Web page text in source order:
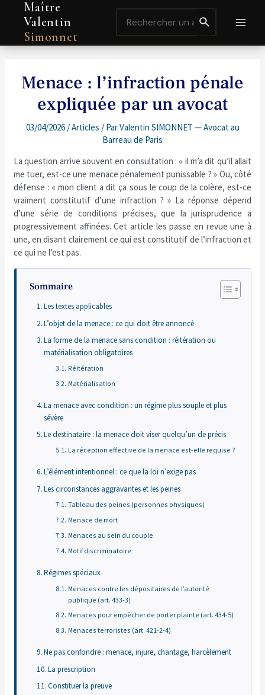
contenu
Maître
Valentin
Simonnet
for:
Menace : l’infraction pénale
expliquée par un avocat
03/04/2026 /Articles / ParValentin SIMONNET — Avocat au
Barreau de Paris
La question arrive souvent en consultation : « il m’a dit qu’il allait
me tuer, est-ce une menace pénalement punissable ? » Ou, côté
défense : « mon client a dit ça sous le coup de la colère, est-ce
vraiment constitutif d’une infraction ? » La réponse dépend
d’une série de conditions précises, que la jurisprudence a
progressivement affinées. Cet article les passe en revue une à
une, en disant clairement ce qui est constitutif de l’infraction et
ce qui ne l’est pas.
Sommaire
Les textes applicables
L’objet de la menace : ce qui doit être annoncé
La forme de la menace sans condition : réitération ou
matérialisation obligatoires
Réitération
Matérialisation
La menace avec condition : un régime plus souple et plus
sévère
Le destinataire : la menace doit viser quelqu’un de précis
La réception effective de la menace est-elle requise ?
L’élément intentionnel : ce que la loi n’exige pas
Les circonstances aggravantes et les peines
Tableau des peines (personnes physiques)
Menace de mort
Menaces au sein du couple
Motif discriminatoire
Régimes spéciaux
Menaces contre les dépositaires de l’autorité
publique (art. 433-3)
Menaces pour empêcher de porter plainte (art. 434-5)
Menaces terroristes (art. 421-2-4)
Ne pas confondre : menace, injure, chantage, harcèlement
La prescription
Constituer la preuve
Navigation
de